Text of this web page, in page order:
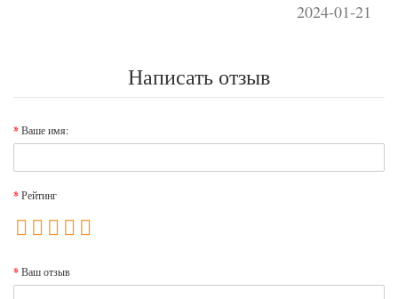
2024-01-21
Написать отзыв
Ваше имя:
Рейтинг
Ваш отзыв